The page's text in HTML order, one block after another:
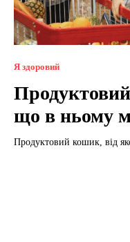
Я здоровий
що в ньому
Продуктовий кошик, від